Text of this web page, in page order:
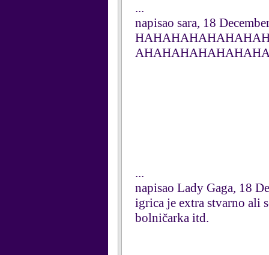
...
napisao sara, 18
...
napisao Lady Gaga, 18
igrica je extra stvarno ali
bolničarka itd.